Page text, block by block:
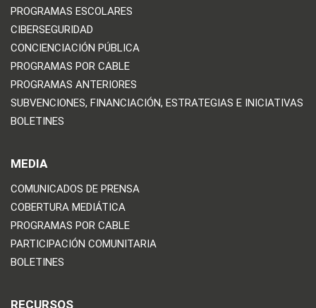
PROGRAMAS ESCOLARES
CIBERSEGURIDAD
CONCIENCIACIÓN PÚBLICA
PROGRAMAS POR CABLE
PROGRAMAS ANTERIORES
SUBVENCIONES, FINANCIACIÓN, ESTRATEGIAS E INICIATIVAS
BOLETINES
MEDIA
COMUNICADOS DE PRENSA
COBERTURA MEDIÁTICA
PROGRAMAS POR CABLE
PARTICIPACIÓN COMUNITARIA
BOLETINES
RECURSOS